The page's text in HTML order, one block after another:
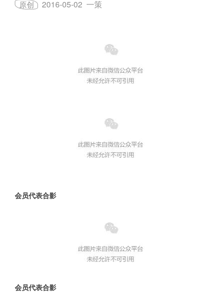
原创 2016-05-02 一策
会员代表合影
会员代表合影